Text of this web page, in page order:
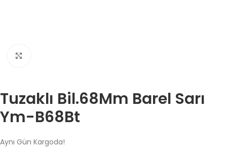
Tuzaklı Bil.68Mm Barel Sarı
Ym-B68Bt
Aynı Gün Kargoda!